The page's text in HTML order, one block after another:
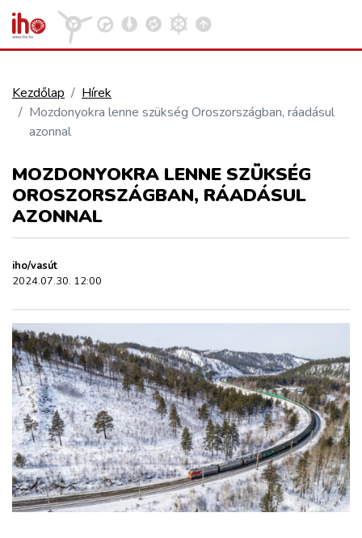
VASÚT
KÖZÚT
REPÜLÉS
KÖZLEKEDÉSFEJLESZTÉS
ZÖLDÚT
HAJÓZÁS
BLOG
ARCHÍVUM
Kezdőlap
Hírek
Mozdonyokra lenne szükség Oroszországban, ráadásul
azonnal
MOZDONYOKRA LENNE SZÜKSÉG
OROSZORSZÁGBAN, RÁADÁSUL
AZONNAL
iho/vasút
2024.07.30. 12:00